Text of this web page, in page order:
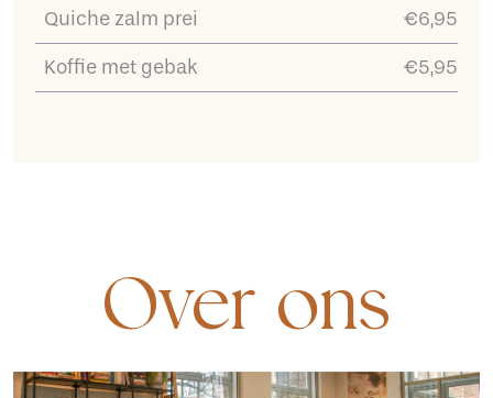
Quiche zalm prei €6,95
Koffie met gebak €5,95
Over ons